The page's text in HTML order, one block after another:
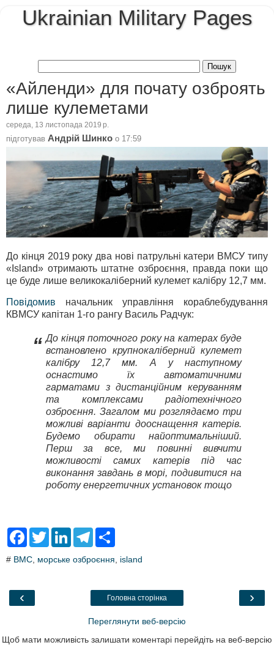
Ukrainian Military Pages
«Айленди» для почату озброять
лише кулеметами
середа, 13 листопада 2019 р.
підготував Андрій Шинко о 17:59
До кінця 2019 року два нові патрульні катери ВМСУ типу
«Island» отримають штатне озброєння, правда поки що
це буде лише великокаліберний кулемет калібру 12,7 мм.
Повідомив начальник управління кораблебудування
КВМСУ капітан 1-го рангу Василь Радчук:
“ До кінця поточного року на катерах буде
встановлено крупнокаліберний кулемет
калібру 12,7 мм. А у наступному
оснастимо їх автоматичними
гарматами з дистанційним керуванням
та комплексами радіотехнічного
озброєння. Загалом ми розглядаємо три
можливі варіанти дооснащення катерів.
Будемо обирати найоптимальніший.
Перш за все, ми повинні вивчити
можливості самих катерів під час
виконання завдань в морі, подивитися на
роботу енергетичних установок тощо
F
e
o
T
t
L
k
T
e
a
r
# ВМС морське озброєння island
‹ ›
Головна сторінка
Переглянути веб-версію
Щоб мати можливість залишати коментарі перейдіть на веб-версію